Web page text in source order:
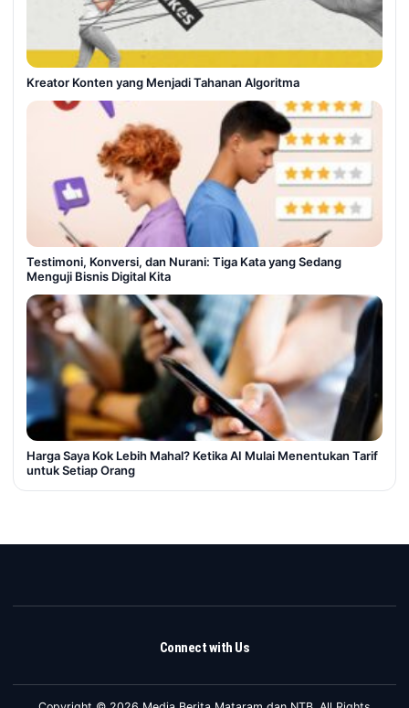
Kreator Konten yang Menjadi Tahanan Algoritma
Testimoni, Konversi, dan Nurani: Tiga Kata yang Sedang
Menguji Bisnis Digital Kita
Harga Saya Kok Lebih Mahal? Ketika AI Mulai Menentukan Tarif
untuk Setiap Orang
Connect with Us